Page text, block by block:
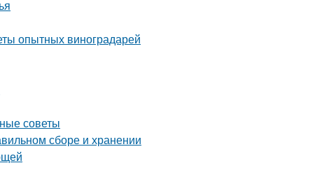
опытных виноградарей
советы
сборе и хранении